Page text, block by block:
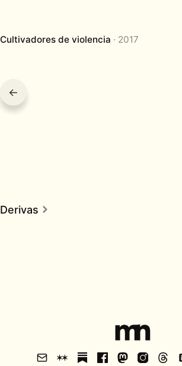
Cultivadores de violencia 2017
←
Derivas